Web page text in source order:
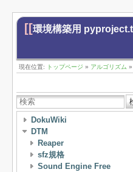
[[環境構築用
現在位置: トップページ » アルゴリズム »
DokuWiki
DTM
Reaper
sfz規格
Sound Engine Free